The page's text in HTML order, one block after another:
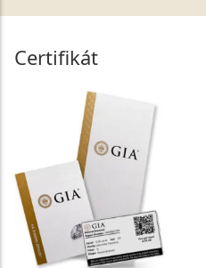
Certifikát